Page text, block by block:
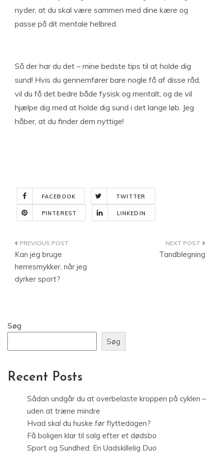
nyder, at du skal være sammen med dine kære og
passe på dit mentale helbred.
Så der har du det – mine bedste tips til at holde dig
sund! Hvis du gennemfører bare nogle få af disse råd,
vil du få det bedre både fysisk og mentalt, og de vil
hjælpe dig med at holde dig sund i det lange løb. Jeg
håber, at du finder dem nyttige!
FACEBOOK TWITTER
PINTEREST LINKEDIN
Indlægsnavigation
Kan jeg bruge
herresmykker, når jeg
dyrker sport?
Tandblegning
Søg
Søg
Recent Posts
Sådan undgår du at overbelaste kroppen på cyklen –
uden at træne mindre
Hvad skal du huske før flyttedagen?
Få boligen klar til salg efter et dødsbo
Sport og Sundhed: En Uadskillelig Duo